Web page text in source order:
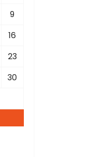
9
16
23
30